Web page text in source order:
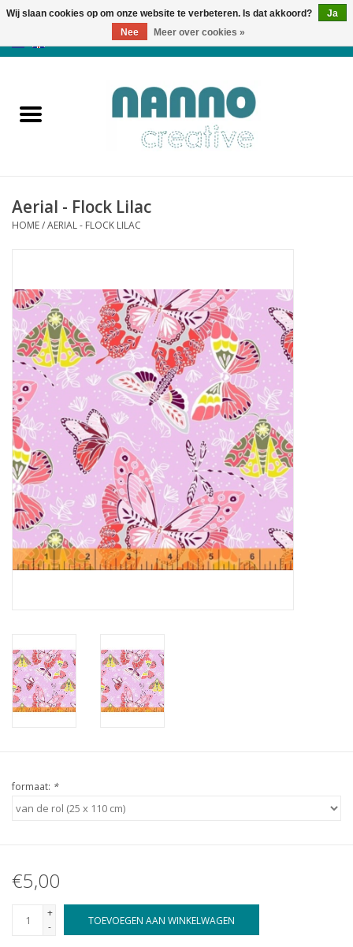
Producten
Nieuws
Koopjeshoek
Laatste Kans
Cadeaubonnen
Nanno Blog
Merken
Beloningen
Aerial - Flock Lilac
HOME/AERIAL - FLOCK LILAC
formaat: *
€5,00
+
-
TOEVOEGEN AAN WINKELWAGEN
Wij slaan cookies op om onze website te verbeteren. Is dat akkoord?
Ja
Nee
Meer over cookies »